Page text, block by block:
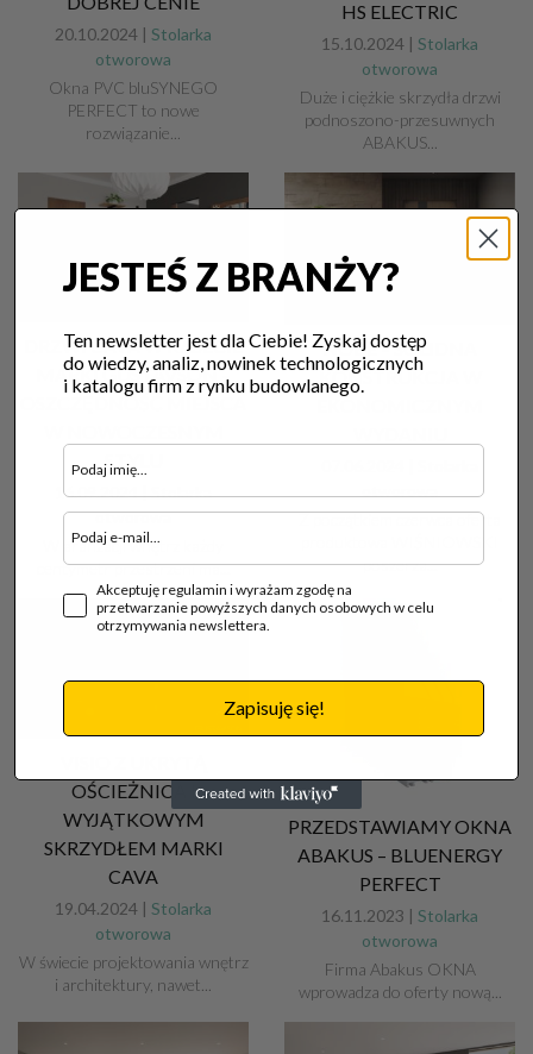
20.10.2024 | Stolarka
otworowa
Okna PVC bluSYNEGO
PERFECT to nowe
rozwiązanie...
HS ELECTRIC
15.10.2024 | Stolarka
otworowa
Duże i ciężkie skrzydła drzwi
podnoszono-przesuwnych
ABAKUS...
DRZWI CAVA W KASECIE
MARKI GUSTAVSON –
OSZCZĘDNOŚĆ MIEJSCA
STYLU
16.09.2024 |Stolarka
otworowa
W aranżacji wnętrz każdy
centymetr przestrzeni ma...
NOBE – SOLIDNA
KONSTRUKCJA W
Z początkiem czerwca oferta
poszerza...
OŚCIEŻNICĄ I
WYJĄTKOWYM
SKRZYDŁEM MARKI
CAVA
19.04.2024 | Stolarka
otworowa
W świecie projektowania wnętrz
i architektury, nawet...
PRZEDSTAWIAMY OKNA
ABAKUS – BLUENERGY
PERFECT
16.11.2023 | Stolarka
otworowa
Firma Abakus OKNA
wprowadza do oferty nową...
JESTEŚ Z BRANŻY?
Ten newsletter jest dla Ciebie! Zyskaj dostęp
do wiedzy, analiz, nowinek technologicznych
i katalogu firm z rynku budowlanego.
Akceptuję regulamin i wyrażam zgodę na
przetwarzanie powyższych danych osobowych w celu
otrzymywania newslettera.
Zapisuję się!